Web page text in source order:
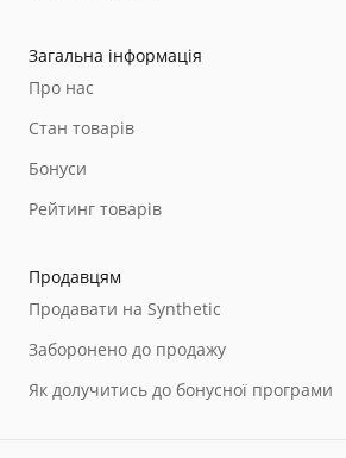
Загальна інформація
Про нас
Стан товарів
Бонуси
Рейтинг товарів
Продавцям
Продавати на Synthetic
Заборонено до продажу
Як долучитись до бонусної програми